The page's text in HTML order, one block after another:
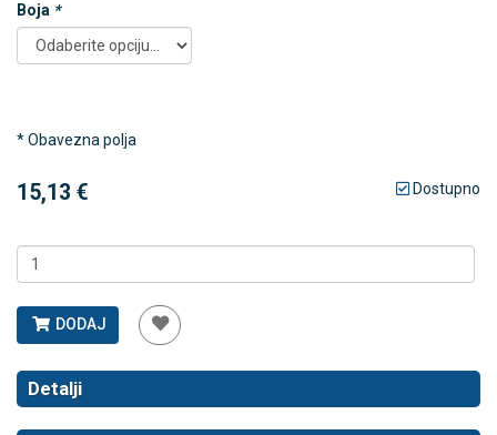
Boja *
* Obavezna polja
15,13 € Dostupno
DODAJ
Detalji